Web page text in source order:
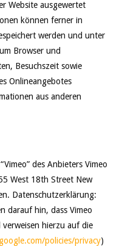
Website ausgewertet
können ferner in
werden und unter
Browser und
Besuchszeit sowie
Onlineangebotes
aus anderen
des Anbieters Vimeo
West 18th Street New
Datenschutzerklärung:
darauf hin, dass Vimeo
hierzu auf die
policies/privacy)